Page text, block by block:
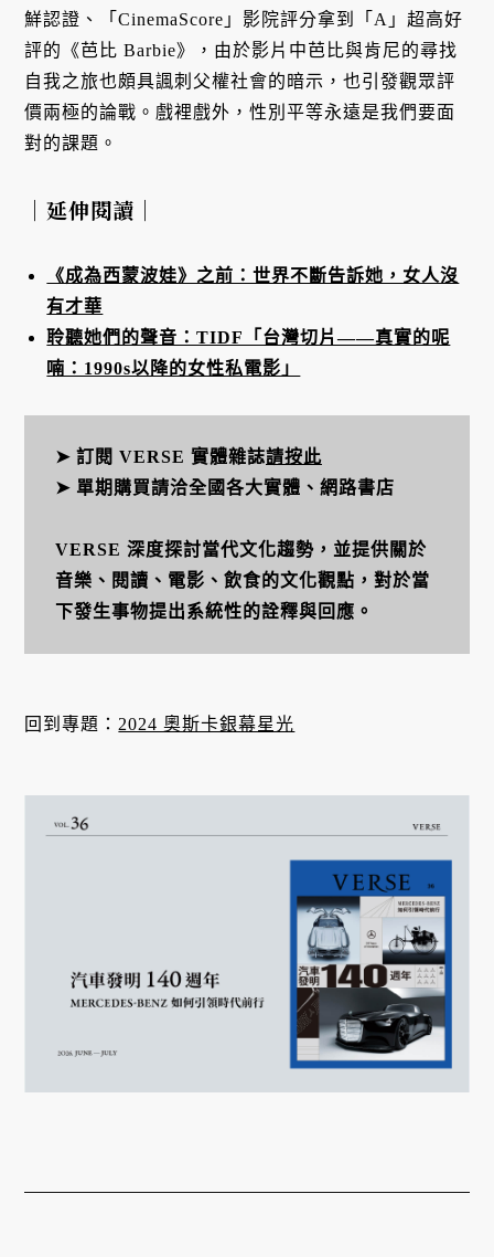
鮮認證、「CinemaScore」影院評分拿到「A」超高好
評的《芭比 Barbie》，由於影片中芭比與肯尼的尋找
自我之旅也頗具諷刺父權社會的暗示，也引發觀眾評
價兩極的論戰。戲裡戲外，性別平等永遠是我們要面
對的課題。
｜延伸閱讀｜
《成為西蒙波娃》之前：世界不斷告訴她，女人沒
有才華
聆聽她們的聲音：TIDF「台灣切片——真實的呢
喃：1990s以降的女性私電影」
➤ 訂閱 VERSE 實體雜誌請按此
➤ 單期購買請洽全國各大實體、網路書店
VERSE 深度探討當代文化趨勢，並提供關於
音樂、閱讀、電影、飲食的文化觀點，對於當
下發生事物提出系統性的詮釋與回應。
回到專題： 2024 奧斯卡銀幕星光